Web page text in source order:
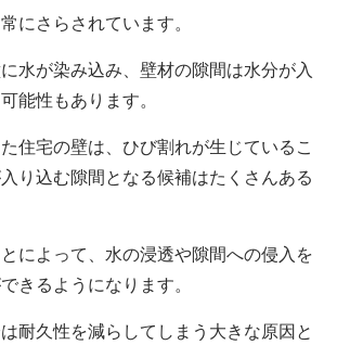
にさらされています。
水が染み込み、壁材の隙間は水分が入
能性もあります。
住宅の壁は、ひび割れが生じているこ
り込む隙間となる候補はたくさんある
によって、水の浸透や隙間への侵入を
きるようになります。
耐久性を減らしてしまう大きな原因と